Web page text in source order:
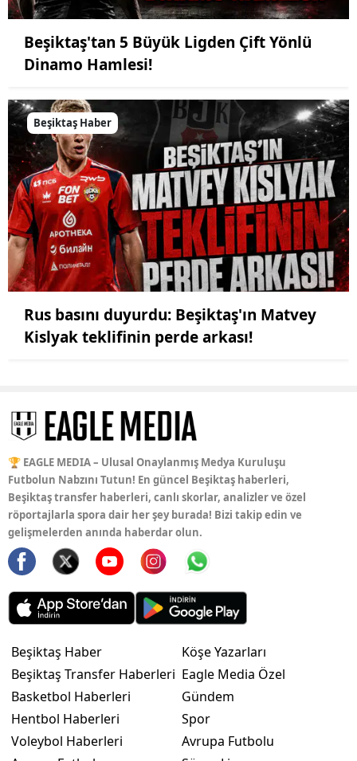
Beşiktaş'tan 5 Büyük Ligden Çift Yönlü
Dinamo Hamlesi!
Beşiktaş Haber
Rus basını duyurdu: Beşiktaş'ın Matvey
Kislyak teklifinin perde arkası!
🏆 EAGLE MEDIA – Ulusal Onaylanmış Medya Kuruluşu
Futbolun Nabzını Tutun! En güncel Beşiktaş haberleri,
Beşiktaş transfer haberleri, canlı skorlar, analizler ve özel
röportajlarla spora dair her şey burada! Bizi takip edin ve
gelişmelerden anında haberdar olun.
Beşiktaş Haber
Beşiktaş Transfer Haberleri
Basketbol Haberleri
Hentbol Haberleri
Voleybol Haberleri
Köşe Yazarları
Eagle Media Özel
Gündem
Spor
Avrupa Futbolu